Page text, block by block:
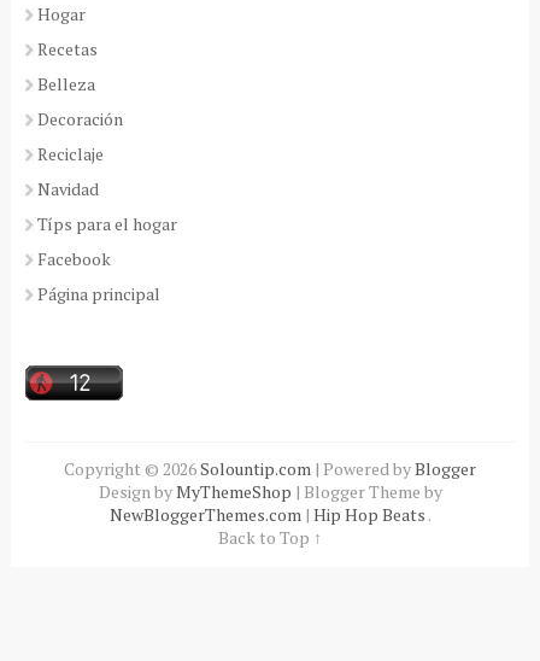
Hogar
Recetas
Belleza
Decoración
Reciclaje
Navidad
Típs para el hogar
Facebook
Página principal
Copyright © 2026Solountip.com | Powered byBlogger
Design byMyThemeShop | Blogger Theme by
NewBloggerThemes.com | Hip Hop Beats .
Back to Top ↑